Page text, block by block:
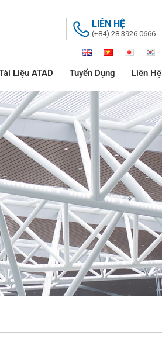
LIÊN HỆ
(+84) 28 3926 0666
Liệu ATAD Tuyển Dụng Liên Hệ